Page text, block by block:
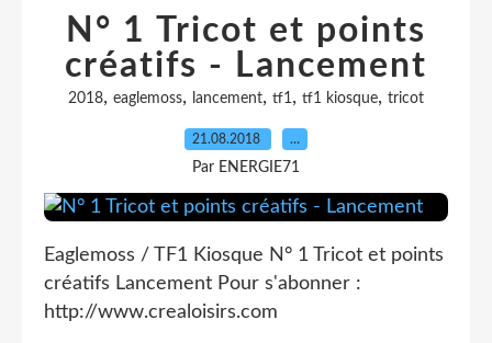
N° 1 Tricot et points
créatifs - Lancement
2018, eaglemoss, lancement, tf1, tf1 kiosque, tricot
21.08.2018 …
Par ENERGIE71
Eaglemoss / TF1 Kiosque N° 1 Tricot et points
créatifs Lancement Pour s'abonner :
http://www.crealoisirs.com